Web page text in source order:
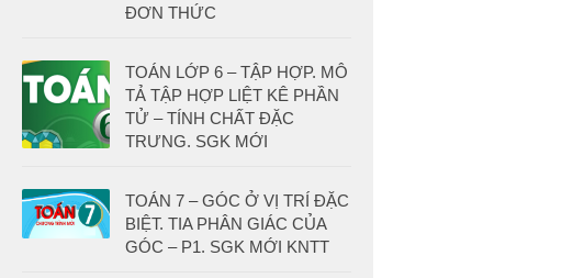
ĐƠN THỨC
TOÁN LỚP 6 – TẬP HỢP. MÔ
TẢ TẬP HỢP LIỆT KÊ PHẦN
TỬ – TÍNH CHẤT ĐẶC
TRƯNG. SGK MỚI
TOÁN 7 – GÓC Ở VỊ TRÍ ĐẶC
BIỆT. TIA PHÂN GIÁC CỦA
GÓC – P1. SGK MỚI KNTT